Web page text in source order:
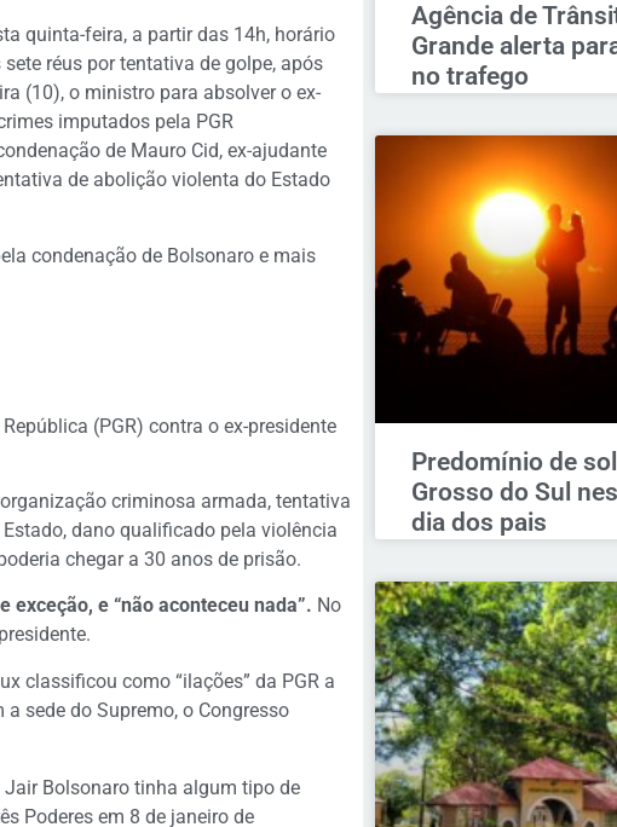
quinta-feira, a partir das 14h, horário
réus por tentativa de golpe, após
(10), o ministro para absolver o ex-
imputados pela PGR
de Mauro Cid, ex-ajudante
de abolição violenta do Estado
condenação de Bolsonaro e mais
(PGR) contra o ex-presidente
criminosa armada, tentativa
dano qualificado pela violência
chegar a 30 anos de prisão.
exceção, e “não aconteceu nada”. No
classificou como “ilações” da PGR a
sede do Supremo, o Congresso
Bolsonaro tinha algum tipo de
Poderes em 8 de janeiro de
Agência de
Grande alerta
no trafego
Predomínio de
Grosso do Sul
dia dos pais